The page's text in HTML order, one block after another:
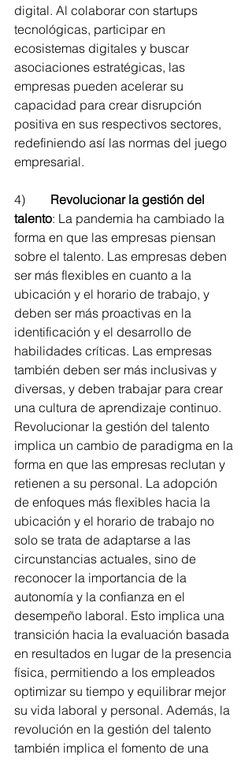
digital. Al colaborar con startups
tecnológicas, participar en
ecosistemas digitales y buscar
asociaciones estratégicas, las
empresas pueden acelerar su
capacidad para crear disrupción
positiva en sus respectivos sectores,
redefiniendo así las normas del juego
empresarial.
4) Revolucionar la gestión del
talento: La pandemia ha cambiado la
forma en que las empresas piensan
sobre el talento. Las empresas deben
ser más flexibles en cuanto a la
ubicación y el horario de trabajo, y
deben ser más proactivas en la
identificación y el desarrollo de
habilidades críticas. Las empresas
también deben ser más inclusivas y
diversas, y deben trabajar para crear
una cultura de aprendizaje continuo.
Revolucionar la gestión del talento
implica un cambio de paradigma en la
forma en que las empresas reclutan y
retienen a su personal. La adopción
de enfoques más flexibles hacia la
ubicación y el horario de trabajo no
solo se trata de adaptarse a las
circunstancias actuales, sino de
reconocer la importancia de la
autonomía y la confianza en el
desempeño laboral. Esto implica una
transición hacia la evaluación basada
en resultados en lugar de la presencia
física, permitiendo a los empleados
optimizar su tiempo y equilibrar mejor
su vida laboral y personal. Además, la
revolución en la gestión del talento
también implica el fomento de una